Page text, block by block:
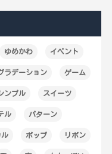
ゆめかわ イベント
ラデーション ゲーム
ンプル スイーツ
ル パターン
ル ポップ リボン